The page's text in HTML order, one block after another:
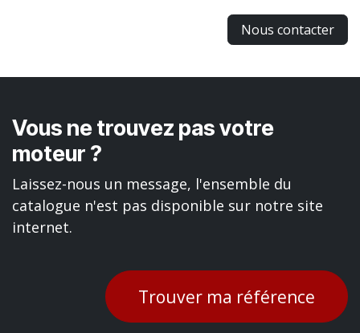
Nous contacter
Vous ne trouvez pas votre
moteur ?
Laissez-nous un message, l'ensemble du
catalogue n'est pas disponible sur notre site
internet.
Trouver ma référence